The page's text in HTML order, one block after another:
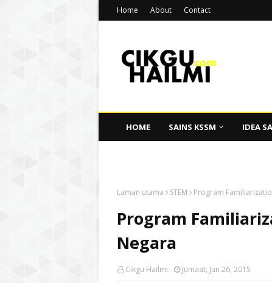
Home About Contact
HOME SAINS KSSM IDEA
Laman utama STEM Program
Program
Negara
Cikgu Hailmi Jumaat, Jun 26, 2015